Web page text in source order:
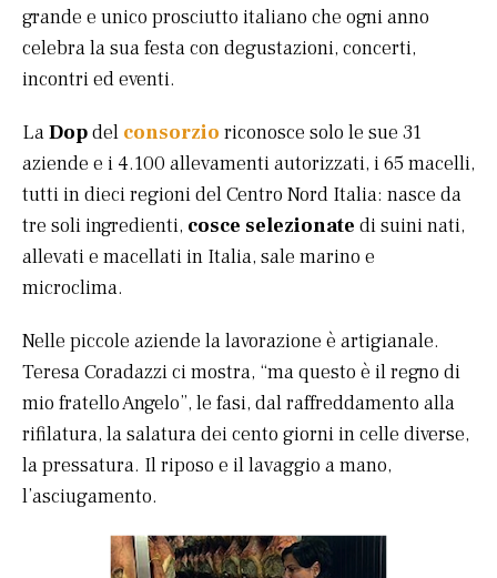
grande e unico prosciutto italiano che ogni anno
celebra la sua festa con degustazioni, concerti,
incontri ed eventi.
LaDopdel consorzio riconosce solo le sue 31
aziende e i 4.100 allevamenti autorizzati, i 65 macelli,
tutti in dieci regioni del Centro Nord Italia: nasce da
tre soli ingredienti, cosce selezionate di suini nati,
allevati e macellati in Italia, sale marino e
microclima.
Nelle piccole aziende la lavorazione è artigianale.
Teresa Coradazzi ci mostra, “ma questo è il regno di
mio fratello Angelo”, le fasi, dal raffreddamento alla
rifilatura, la salatura dei cento giorni in celle diverse,
la pressatura. Il riposo e il lavaggio a mano,
l’asciugamento.